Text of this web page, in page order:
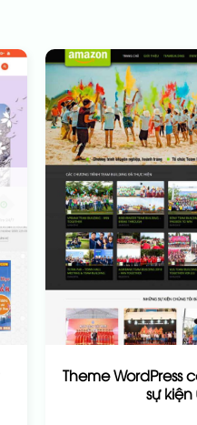
Theme WordPress
sự kiện